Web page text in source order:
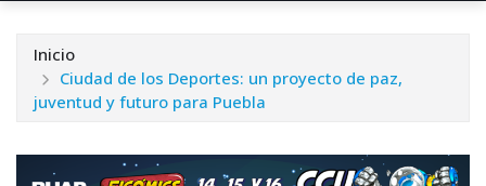
Inicio
Ciudad de los Deportes: un proyecto de paz,
juventud y futuro para Puebla